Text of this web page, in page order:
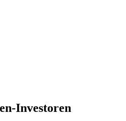
Investoren